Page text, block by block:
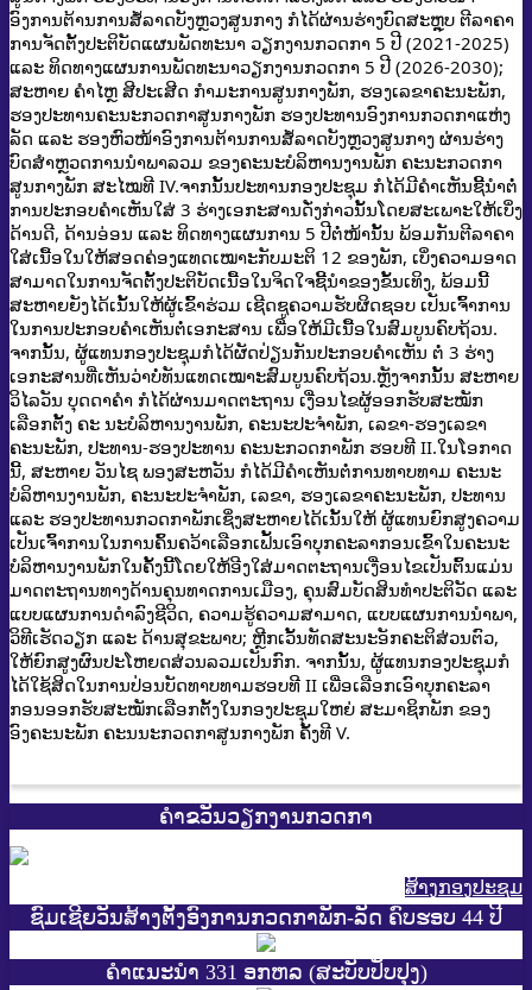
ອົງການຕ້ານການສໍ້ລາດບັງຫຼວງສູນກາງ ກໍໄດ້ຜ່ານຮ່າງບົດສະຫຼຸບ ຕີລາຄາ
ການຈັດຕັ້ງປະຕິບັດແຜນພັດທະນາ ວຽກງານກວດກາ 5 ປີ (2021-2025)
ແລະ ທິດທາງແຜນການພັດທະນາວຽກງານກວດກາ 5 ປີ (2026-2030);
ສະຫາຍ ຄຳໄຫຼ ສີປະເສີດ ກຳມະການສູນກາງພັກ, ຮອງເລຂາຄະນະພັກ,
ຮອງປະທານຄະນະກວດກາສູນກາງພັກ ຮອງປະທານອົງການກວດກາແຫ່ງ
ລັດ ແລະ ຮອງຫົວໜ້າອົງການຕ້ານການສໍ້ລາດບັງຫຼວງສູນກາງ ຜ່ານຮ່າງ
ບົດສຳຫຼວດການນຳພາລວມ ຂອງຄະນະບໍລິຫານງານພັກ ຄະນະກວດກາ
ສູນກາງພັກ ສະໄໝທີ IV.ຈາກນັ້ນປະທານກອງປະຊຸມ ກໍໄດ້ມີຄຳເຫັນຊີ້ນຳຕໍ່
ການປະກອບຄຳເຫັນໃສ່ 3 ຮ່າງເອກະສານດັ່ງກ່າວນັ້ນໂດຍສະເພາະໃຫ້ເບິ່ງ
ດ້ານດີ, ດ້ານອ່ອນ ແລະ ທິດທາງແຜນການ 5 ປີຕໍ່ໜ້ານັ້ນ ພ້ອມກັນຕີລາຄາ
ໃສ່ເນື້ອໃນໃຫ້ສອດຄ່ອງແທດເໝາະກັບມະຕິ 12 ຂອງພັກ, ເບິ່ງຄວາມອາດ
ສາມາດໃນການຈັດຕັ້ງປະຕິບັດເນື້ອໃນຈິດໃຈຊີ້ນຳຂອງຂັ້ນເທິງ, ພ້ອມນີ້
ສະຫາຍຍັງໄດ້ເນັ້ນໃຫ້ຜູ້ເຂົ້າຮ່ວມ ເຊີດຊູຄວາມຮັບຜິດຊອບ ເປັນເຈົ້າການ
ໃນການປະກອບຄຳເຫັນຕໍ່ເອກະສານ ເພື່ອໃຫ້ມີເນື້ອໃນສົມບູນຄົບຖ້ວນ.
ຈາກນັ້ນ, ຜູ້ແທນກອງປະຊຸມກໍໄດ້ຜັດປ່ຽນກັນປະກອບຄຳເຫັນ ຕໍ່ 3 ຮ່າງ
ເອກະສານທີ່ເຫັນວ່າບໍ່ທັນແທດເໝາະສົມບູນຄົບຖ້ວນ.ຫຼັງຈາກນັ້ນ ສະຫາຍ
ວິໄລວັນ ບຸດດາຄຳ ກໍໄດ້ຜ່ານມາດຕະຖານ ເງື່ອນໄຂຜູ້ອອກຮັບສະໝັກ
ເລືອກຕັ້ງ ຄະ ນະບໍລິຫານງານພັກ, ​ຄະນະປະຈຳພັກ, ເລຂາ-ຮອງເລຂາ
ຄະນະພັກ, ປະທານ-ຮອງປະທານ ຄະນະກວດກາພັກ ຮອບທີ II.ໃນໂອກາດ
ນີ້, ສະຫາຍ ວັນໄຊ ພອງສະຫວັນ ກໍໄດ້ມີຄຳເຫັນຕໍ່ການທາບທາມ ຄະນະ
ບໍລິຫານງານພັກ, ຄະນະປະຈຳພັກ, ເລຂາ, ຮອງເລຂາຄະນະພັກ, ປະທານ
ແລະ ຮອງປະທານກວດກາພັກເຊິ່ງສະຫາຍໄດ້ເນັ້ນໃຫ້ ຜູ້ແທນຍົກສູງຄວາມ
ເປັນເຈົ້າການໃນການຄົ້ນຄວ້າເລືອກເຟັ້ນເອົາບຸກຄະລາກອນເຂົ້າໃນຄະນະ
ບໍລິຫານງານພັກໃນຄັ້ງນີ້ໂດຍໃຫ້ອີງໃສ່ມາດຕະຖານເງື່ອນໄຂເປັນຕົ້ນແມ່ນ
ມາດຕະຖານທາງດ້ານຄຸນທາດການເມືອງ, ຄຸນສົມບັດສິນທຳປະຕິວັດ ແລະ
ແບບແຜນການດຳລົງຊີວິດ, ຄວາມຮູ້ຄວາມສາມາດ, ແບບແຜນການນຳພາ,
ວິທີເຮັດວຽກ ແລະ ດ້ານສຸຂະພາບ;​ ຫຼີກເວັ້ນທັດສະນະອັກຄະຕິສ່ວນຕົວ,
ໃຫ້ຍົກສູງຜົນປະໂຫຍດສ່ວນລວມເປັນກົກ. ຈາກນັ້ນ, ຜູ້ແທນກອງປະຊຸມກໍ
ໄດ້ໃຊ້ສິດໃນການປ່ອນບັດທາບທາມຮອບທີ II ເພື່ອເລືອກເອົາບຸກຄະລາ
ກອນອອກຮັບສະໝັກເລືອກຕັ້ງໃນກອງປະຊຸມໃຫຍ່ ສະມາຊິກພັກ ຂອງ
ອົງຄະນະພັກ ຄະນນະກວດກາສູນກາງພັກ ຄັ້ງທີ V.
ຄຳຂວັນວຽກງານກວດກາ
ສ້າງກອງປະຊູມ
ຊົມເຊີຍວັນສ້າງຕັ້ງອົງການກວດກາພັກ-ລັດ ຄົບຮອບ 44 ປີ
ຄຳແນະນຳ 331 ອກຫລ (ສະບັບປັບປຸງ)